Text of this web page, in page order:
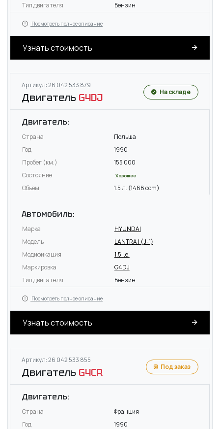
Тип двигателя
Бензин
Посмотреть полное описание
Узнать стоимость
Артикул: 26 042 533 879
Двигатель G4DJ На складе
Двигатель:
Страна
Польша
Год
1990
Пробег (км.)
155 000
Состояние
Хорошее
Объём 1.5 л. (1468 ccm)
Автомобиль:
Марка
HYUNDAI
Модель
LANTRA I (J-1)
Модификация
1.5 i.e.
Маркировка
G4DJ
Тип двигателя
Бензин
Посмотреть полное описание
Узнать стоимость
Артикул: 26 042 533 855
Двигатель G4CR Под заказ
Двигатель:
Страна
Франция
Год
1990